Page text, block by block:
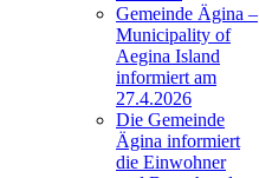
Gemeinde Ägina –
Municipality of
Aegina Island
informiert am
27.4.2026
Die Gemeinde
Ägina informiert
die Einwohner